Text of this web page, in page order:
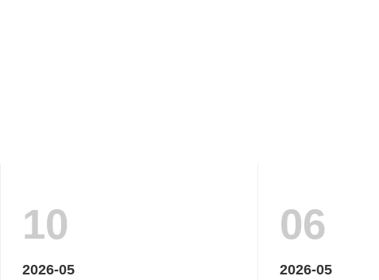
10
2026-05
06
2026-05